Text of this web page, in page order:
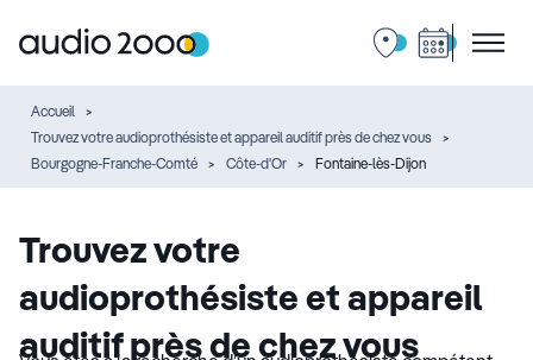
Accueil
Trouvez votre audioprothésiste et appareil auditif près de chez vous
Bourgogne-Franche-Comté
Côte-d'Or Fontaine-lès-Dijon
Trouvez votre
audioprothésiste et appareil
auditif près de chez vous